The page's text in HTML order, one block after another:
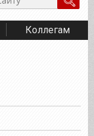
Коллегам